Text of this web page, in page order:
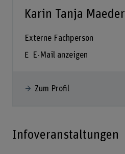
Karin Tanja Maeder
Externe Fachperson
E-Mail anzeigen
Zum Profil
Infoveranstaltungen